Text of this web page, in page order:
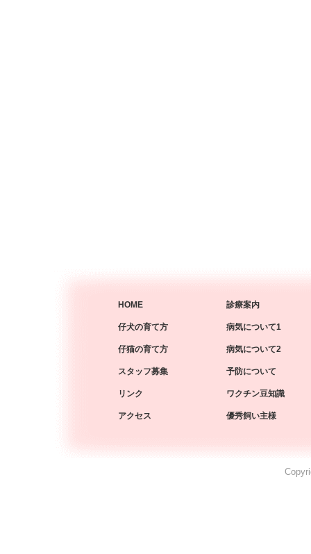
HOME
仔犬の育て方
仔猫の育て方
スタッフ募集
リンク
アクセス
診療案内
病気について1
病気について2
予防について
ワクチン豆知識
優秀飼い主様